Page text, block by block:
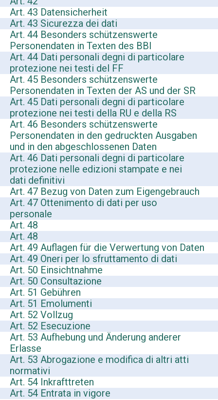
Art. 43 Datensicherheit
Art. 43 Sicurezza dei dati
Art. 44 Besonders schützenswerte
Personendaten in Texten des BBl
Art. 44 Dati personali degni di particolare
protezione nei testi del FF
Art. 45 Besonders schützenswerte
Personendaten in Texten der AS und der SR
Art. 45 Dati personali degni di particolare
protezione nei testi della RU e della RS
Art. 46 Besonders schützenswerte
Personendaten in den gedruckten Ausgaben
und in den abgeschlossenen Daten
Art. 46 Dati personali degni di particolare
protezione nelle edizioni stampate e nei
dati definitivi
Art. 47 Bezug von Daten zum Eigengebrauch
Art. 47 Ottenimento di dati per uso
personale
Art. 48
Art. 48
Art. 49 Auflagen für die Verwertung von Daten
Art. 49 Oneri per lo sfruttamento di dati
Art. 50 Einsichtnahme
Art. 50 Consultazione
Art. 51 Gebühren
Art. 51 Emolumenti
Art. 52 Vollzug
Art. 52 Esecuzione
Art. 53 Aufhebung und Änderung anderer
Erlasse
Art. 53 Abrogazione e modifica di altri atti
normativi
Art. 54 Inkrafttreten
Art. 54 Entrata in vigore